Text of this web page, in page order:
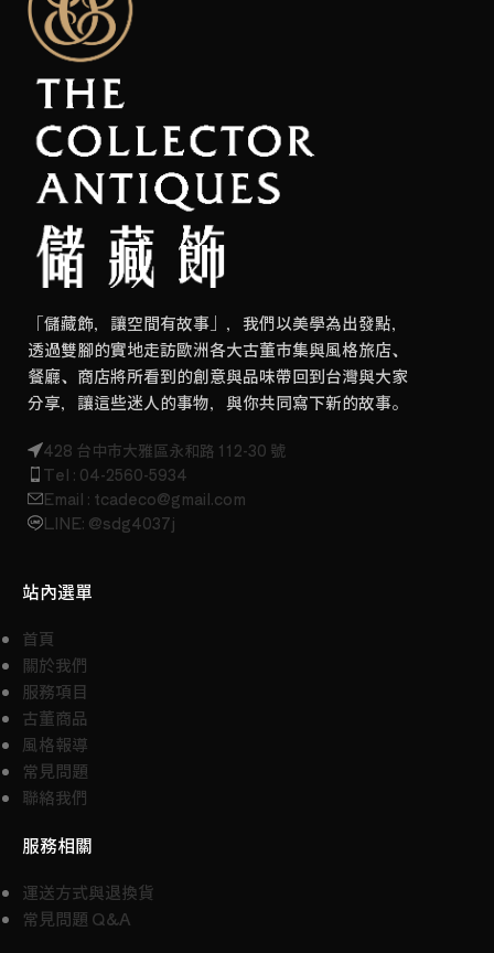
「儲藏飾，讓空間有故事」，我們以美學為出發點，
透過雙腳的實地走訪歐洲各大古董市集與風格旅店、
餐廳、商店將所看到的創意與品味帶回到台灣與大家
分享，讓這些迷人的事物，與你共同寫下新的故事。
428 台中市大雅區永和路 112-30 號
Tel : 04-2560-5934
Email : tcadeco@gmail.com
LINE: @sdg4037j
站內選單
首頁
關於我們
服務項目
古董商品
風格報導
常見問題
聯絡我們
服務相關
運送方式與退換貨
常見問題 Q&A